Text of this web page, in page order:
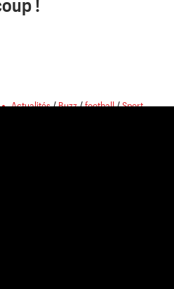
!
Actualités/Buzz/football/Sport